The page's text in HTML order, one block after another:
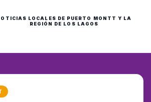
LOCALES DE PUERTO MONTT Y LA
REGIÓN DE LOS LAGOS